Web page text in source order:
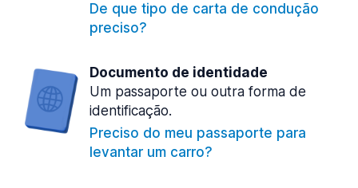
De que tipo de carta de condução
preciso?
Documento de identidade
Um passaporte ou outra forma de
identificação.
Preciso do meu passaporte para
levantar um carro?